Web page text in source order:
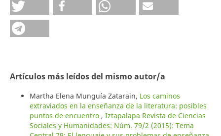
Artículos más leídos del mismo autor/a
Martha Elena Munguía Zatarain, Los caminos
extraviados en la enseñanza de la literatura: posibles
puntos de encuentro , Iztapalapa Revista de Ciencias
Sociales y Humanidades: Núm. 79/2 (2015): Tema